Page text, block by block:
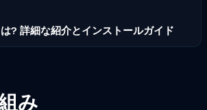
? 詳細な紹介とインストールガイド
み